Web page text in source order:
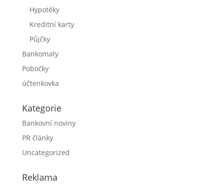
Hypotéky
Kreditní karty
Půjčky
Bankomaty
Pobočky
účtenkovka
Kategorie
Bankovní noviny
PR články
Uncategorized
Reklama